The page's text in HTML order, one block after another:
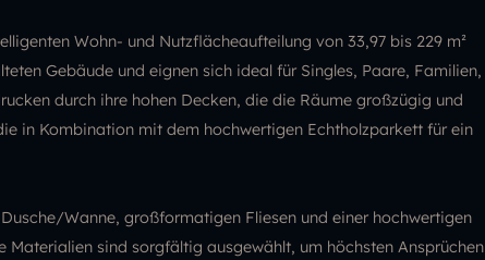
Wohn- und Nutzflächeaufteilung von 33,97 bis 229 m²
Gebäude und eignen sich ideal für Singles, Paare, Familien,
durch ihre hohen Decken, die die Räume großzügig und
in Kombination mit dem hochwertigen Echtholzparkett für ein
Wanne, großformatigen Fliesen und einer hochwertigen
sind sorgfältig ausgewählt, um höchsten Ansprüchen